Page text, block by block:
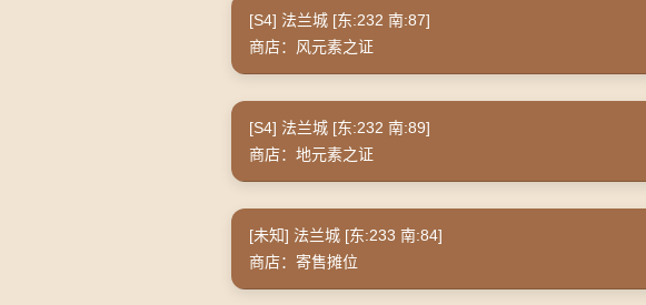
[S4] 法兰城 [东:232 南:87]
商店：风元素之证
[S4] 法兰城 [东:232 南:89]
商店：地元素之证
[未知] 法兰城 [东:233 南:84]
商店：寄售摊位